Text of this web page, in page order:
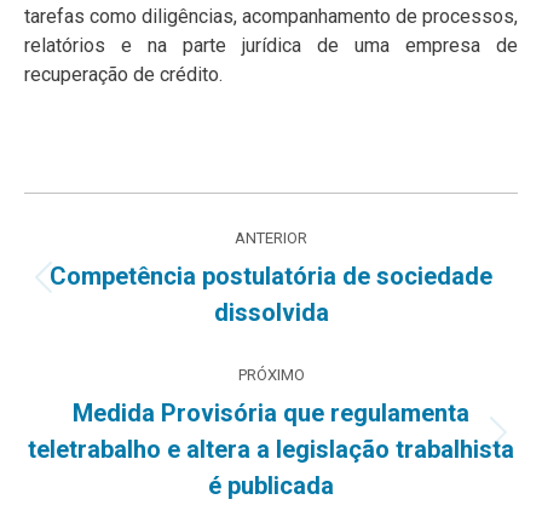
tarefas como diligências, acompanhamento de processos,
relatórios e na parte jurídica de uma empresa de
recuperação de crédito.
de
ANTERIOR
Post
anterior:
Competência postulatória de sociedade
dissolvida
PRÓXIMO
Próximo
post:
Medida Provisória que regulamenta
teletrabalho e altera a legislação trabalhista
é publicada